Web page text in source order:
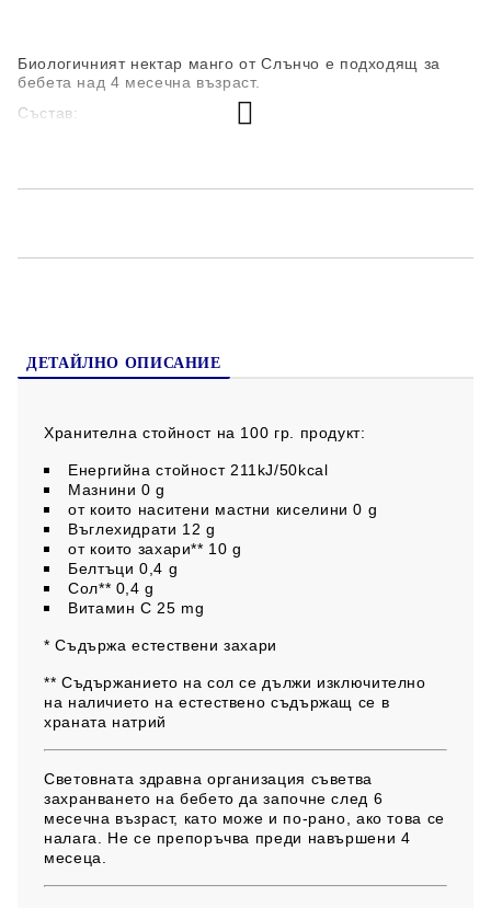
Биологичният нектар манго от Слънчо е подходящ за
бебета над 4 месечна възраст.
Състав:
Не съдържа глутен, оцветители, консерванти и
ДЕТАЙЛНО ОПИСАНИЕ
Хранителна стойност на 100 гр. продукт:
Енергийна стойност 211kJ/50kcal
Мазнини 0 g
от които наситени мастни киселини 0 g
Въглехидрати 12 g
от които захари** 10 g
Белтъци 0,4 g
Сол** 0,4 g
Витамин С 25 mg
* Съдържа естествени захари
** Съдържанието на сол се дължи изключително
на наличието на естествено съдържащ се в
храната натрий
Световната здравна организация съветва
захранването на бебето да започне след 6
месечна възраст, като може и по-рано, ако това се
налага. Не се препоръчва преди навършени 4
месеца.